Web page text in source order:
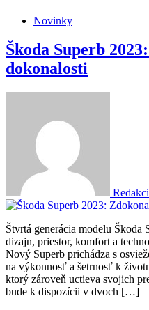
Novinky
Škoda Superb
dokonalosti
Štvrtá generácia modelu Škoda
dizajn, priestor, komfort a
Nový Superb prichádza s
na výkonnosť a šetrnosť k
ktorý zároveň uctieva svojich
bude k dispozícii v dvoch […]